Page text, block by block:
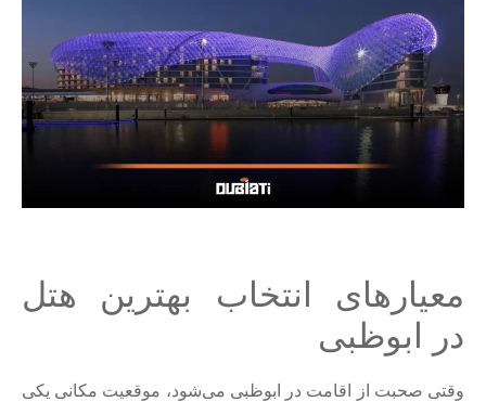
معیارهای انتخاب بهترین هتل
در ابوظبی
وقتی صحبت از اقامت در ابوظبی می‌شود، موقعیت مکانی یکی